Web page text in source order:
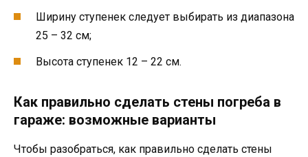
Ширину ступенек следует выбирать из диапазона
25 – 32 см;
Высота ступенек 12 – 22 см.
Как правильно сделать стены погреба в
гараже: возможные варианты
Чтобы разобраться, как правильно сделать стены